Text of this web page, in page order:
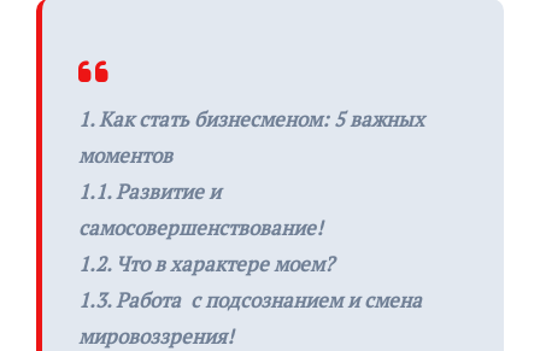
1. Как стать бизнесменом: 5 важных
моментов
1.1. Развитие и
самосовершенствование!
1.2. Что в характере моем?
1.3. Работа с подсознанием и смена
мировоззрения!